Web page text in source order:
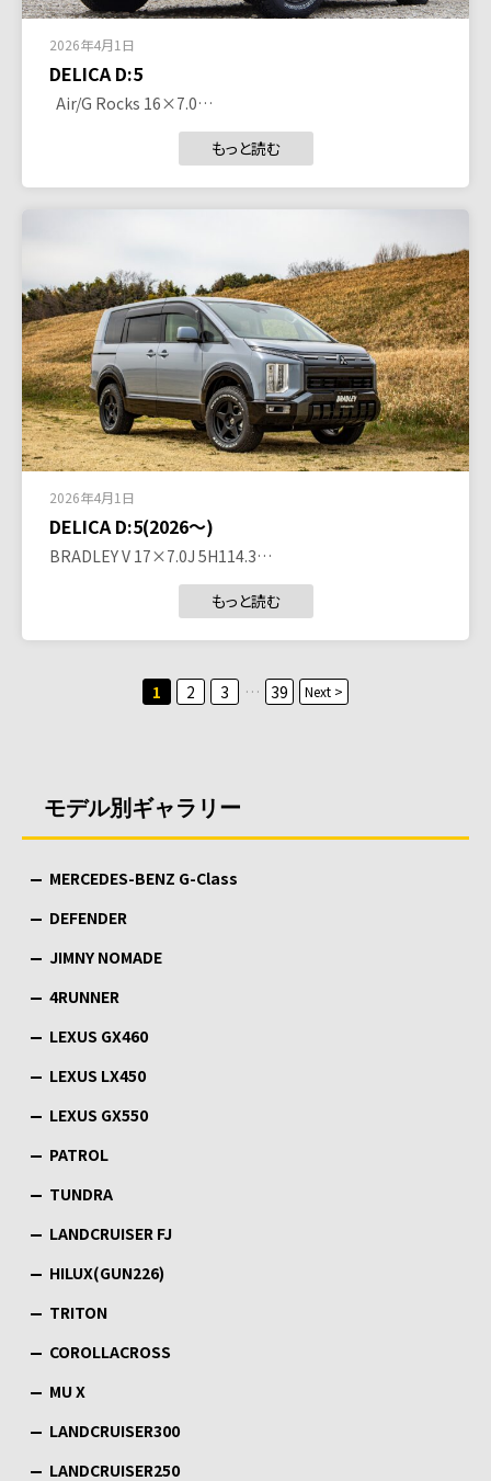
2026年4月1日
DELICA D:5
Air/G Rocks 16×7.0…
もっと読む
2026年4月1日
DELICA D:5(2026～)
BRADLEY V 17×7.0J 5H114.3…
もっと読む
送
り
1 2 3 … 39 Next >
モデル別ギャラリー
MERCEDES-BENZ G-Class
DEFENDER
JIMNY NOMADE
4RUNNER
LEXUS GX460
LEXUS LX450
LEXUS GX550
PATROL
TUNDRA
LANDCRUISER FJ
HILUX(GUN226)
TRITON
COROLLACROSS
MU X
LANDCRUISER300
LANDCRUISER250